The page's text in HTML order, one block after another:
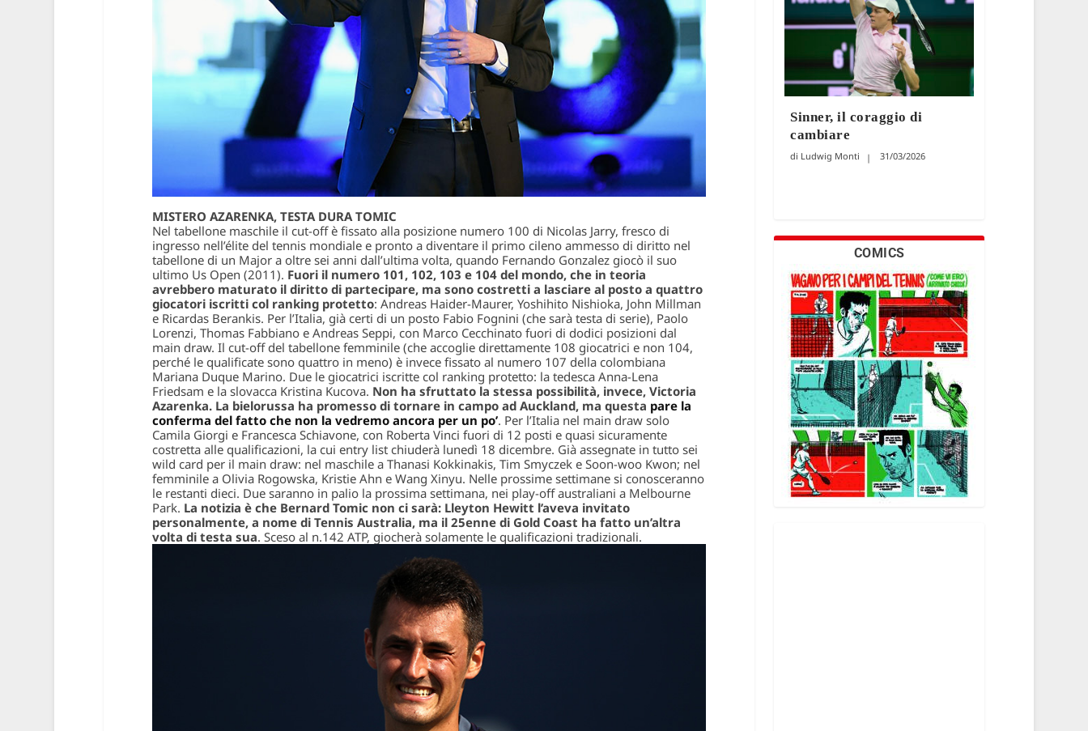
MISTERO AZARENKA, TESTA DURA TOMIC
Nel tabellone maschile il cut-off è fissato alla posizione numero 100 di Nicolas Jarry, fresco di
ingresso nell’élite del tennis mondiale e pronto a diventare il primo cileno ammesso di diritto nel
tabellone di un Major a oltre sei anni dall’ultima volta, quando Fernando Gonzalez giocò il suo
ultimo Us Open (2011). Fuori il numero 101, 102, 103 e 104 del mondo, che in teoria
avrebbero maturato il diritto di partecipare, ma sono costretti a lasciare al posto a quattro
giocatori iscritti col ranking protetto: Andreas Haider-Maurer, Yoshihito Nishioka, John Millman
e Ricardas Berankis. Per l’Italia, già certi di un posto Fabio Fognini (che sarà testa di serie), Paolo
Lorenzi, Thomas Fabbiano e Andreas Seppi, con Marco Cecchinato fuori di dodici posizioni dal
main draw. Il cut-off del tabellone femminile (che accoglie direttamente 108 giocatrici e non 104,
perché le qualificate sono quattro in meno) è invece fissato al numero 107 della colombiana
Mariana Duque Marino. Due le giocatrici iscritte col ranking protetto: la tedesca Anna-Lena
Friedsam e la slovacca Kristina Kucova. Non ha sfruttato la stessa possibilità, invece, Victoria
Azarenka. La bielorussa ha promesso di tornare in campo ad Auckland, ma questa pare la
conferma del fatto che non la vedremo ancora per un po’. Per l’Italia nel main draw solo
Camila Giorgi e Francesca Schiavone, con Roberta Vinci fuori di 12 posti e quasi sicuramente
costretta alle qualificazioni, la cui entry list chiuderà lunedì 18 dicembre. Già assegnate in tutto sei
wild card per il main draw: nel maschile a Thanasi Kokkinakis, Tim Smyczek e Soon-woo Kwon; nel
femminile a Olivia Rogowska, Kristie Ahn e Wang Xinyu. Nelle prossime settimane si conosceranno
le restanti dieci. Due saranno in palio la prossima settimana, nei play-off australiani a Melbourne
Park. La notizia è che Bernard Tomic non ci sarà: Lleyton Hewitt l’aveva invitato
personalmente, a nome di Tennis Australia, ma il 25enne di Gold Coast ha fatto un’altra
volta di testa sua. Sceso al n.142 ATP, giocherà solamente le qualificazioni tradizionali.
Sinner, il coraggio di
cambiare
Ludwig Monti 31/03/2026
COMICS